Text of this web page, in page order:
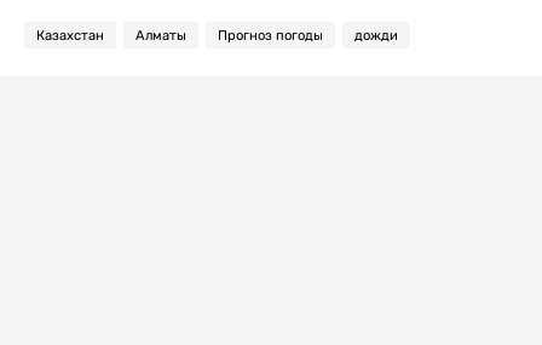
Казахстан Алматы Прогноз погоды дожди